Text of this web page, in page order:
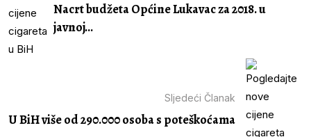
Nacrt budžeta Općine Lukavac za 2018. u
javnoj...
Sljedeći Članak
U BiH više od 290.000 osoba s poteškoćama